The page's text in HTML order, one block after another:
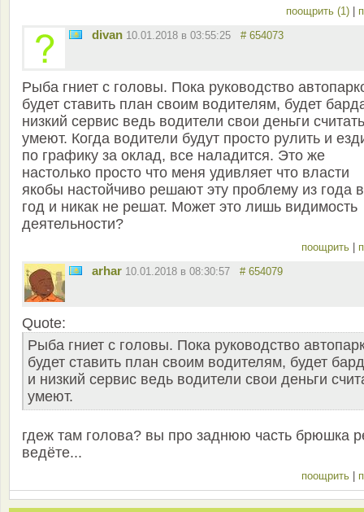
поощрить (1)
divan 10.01.2018 в 03:55:25 # 654073
Рыба гниет с головы. Пока руководство
будет ставить план своим водителям, будет
низкий сервис ведь водители свои деньги считать
умеют. Когда водители будут просто рулить и
по графику за оклад, все наладится. Это же
настолько просто что меня удивляет что власти
якобы настойчиво решают эту проблему из года в
год и никак не решат. Может это лишь видимость
деятельности?
поощрить
arhar 10.01.2018 в 08:30:57 # 654079
Quote:
Рыба гниет с головы. Пока руководство
будет ставить план своим водителям, будет
и низкий сервис ведь водители свои деньги
умеют.
гдеж там голова? вы про заднюю часть брюшка
ведёте...
поощрить